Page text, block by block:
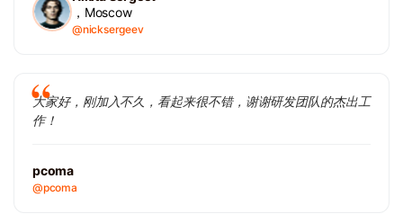
，Moscow
@nicksergeev
大家好，刚加入不久，看起来很不错，谢谢研发团队的杰出工
作！
pcoma
@pcoma